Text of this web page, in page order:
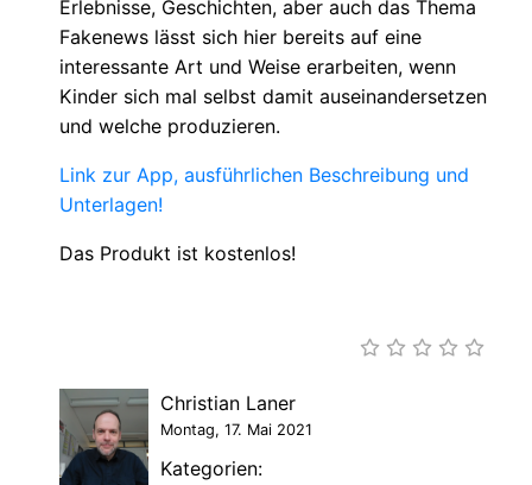
Erlebnisse, Geschichten, aber auch das Thema
Fakenews lässt sich hier bereits auf eine
interessante Art und Weise erarbeiten, wenn
Kinder sich mal selbst damit auseinandersetzen
und welche produzieren.
Link zur App, ausführlichen Beschreibung und
Unterlagen!
Das Produkt ist kostenlos!
Christian Laner
Montag, 17. Mai 2021
Kategorien: